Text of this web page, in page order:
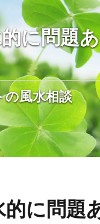
に問題
の風水相談
に問題